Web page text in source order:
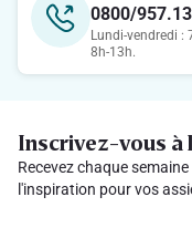
0800/957.13
Lundi-vendredi :
8h-13h.
Inscrivez-vous à
Recevez chaque
l'inspiration pour vos